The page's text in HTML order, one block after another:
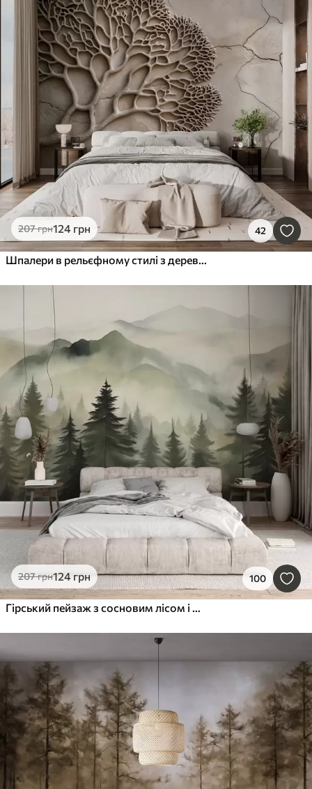
207грн124 грн 42
Шпалери в рельєфному стилі з деревом і тріщинами
207грн124 грн 100
Гірський пейзаж з сосновим лісом і шаруватими горами на світанку з легким туманом, аквареллю, що імітує мистецтво